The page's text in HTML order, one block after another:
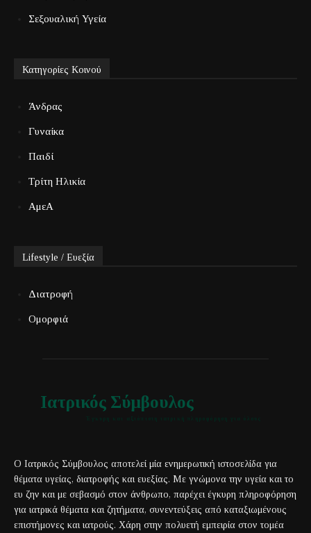
Σεξουαλική Υγεία
Κατηγορίες Κοινού
Άνδρας
Γυναίκα
Παιδί
Τρίτη Ηλικία
ΑμεΑ
Lifestyle / Ευεξία
Διατροφή
Ομορφιά
Ιατρικός Σύμβουλος
Ο Ιατρικός Σύμβουλος αποτελεί μία ενημερωτική ιστοσελίδα για
θέματα υγείας, διατροφής και ευεξίας. Με γνώμονα την υγεία και το
ευ ζην και με σεβασμό στον άνθρωπο, παρέχει έγκυρη πληροφόρηση
για ιατρικά θέματα και ζητήματα, συνεντεύξεις από καταξιωμένους
επιστήμονες και ιατρούς. Χάρη στην πολυετή εμπειρία στον τομέα